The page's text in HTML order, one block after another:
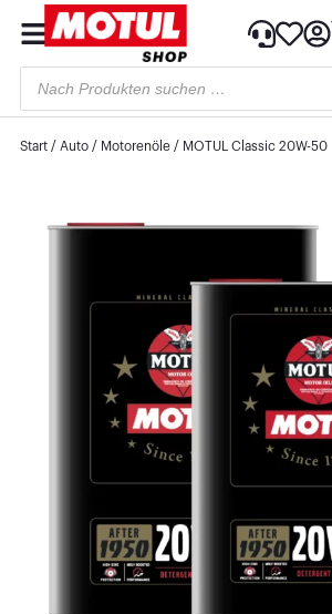
Start/ Auto/ Motorenöle/ MOTUL Classic 20W-50